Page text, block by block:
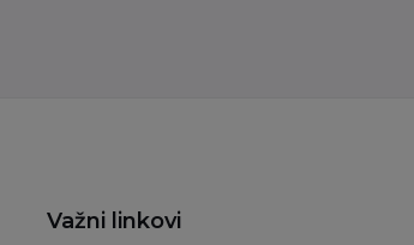
Važni linkovi